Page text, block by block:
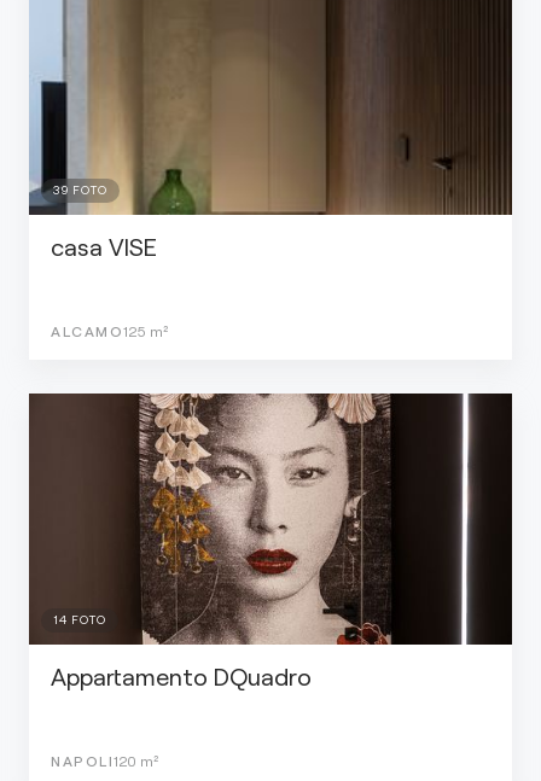
39 FOTO
casa VISE
ALCAMO125 m²
14 FOTO
Appartamento DQuadro
NAPOLI120 m²